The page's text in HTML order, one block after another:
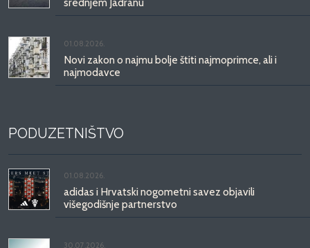
srednjem Jadranu
01.08.2026.
Novi zakon o najmu bolje štiti najmoprimce, ali i
najmodavce
PODUZETNIŠTVO
01.08.2026.
adidas i Hrvatski nogometni savez objavili
višegodišnje partnerstvo
30.07.2026.